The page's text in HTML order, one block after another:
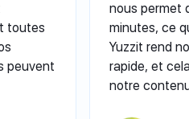
toutes
peuvent
nous permet
minutes, ce
Yuzzit rend
rapide, et
notre